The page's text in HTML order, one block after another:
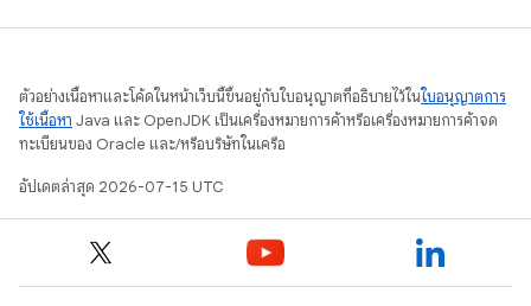
ตัวอย่างเนื้อหาและโค้ดในหน้าเว็บนี้ขึ้นอยู่กับใบอนุญาตที่อธิบายไว้ในใบอนุญาตการ
ใช้เนื้อหา Java และ OpenJDK เป็นเครื่องหมายการค้าหรือเครื่องหมายการค้าจด
ทะเบียนของ Oracle และ/หรือบริษัทในเครือ
อัปเดตล่าสุด 2026-07-15 UTC